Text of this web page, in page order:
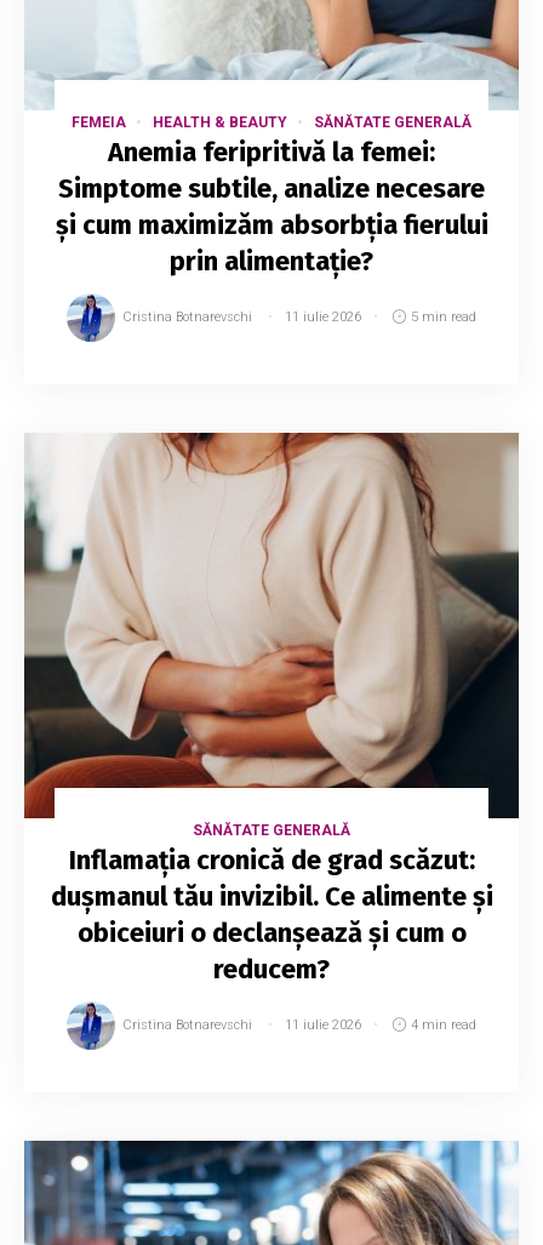
FEMEIA HEALTH & BEAUTY SĂNĂTATE GENERALĂ
Anemia feripritivă la femei:
Simptome subtile, analize necesare
și cum maximizăm absorbția fierului
prin alimentație?
Cristina Botnarevschi 11 iulie 2026 5 min read
SĂNĂTATE GENERALĂ
Inflamația cronică de grad scăzut:
dușmanul tău invizibil. Ce alimente și
obiceiuri o declanșează și cum o
reducem?
Cristina Botnarevschi 11 iulie 2026 4 min read